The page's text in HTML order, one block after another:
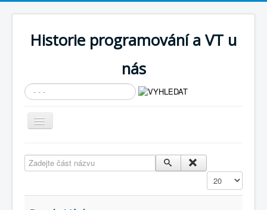
Historie programování a VT u
nás
Vyhledávání...
Přepnout
navigaci
Cíle expozice
Zadejte část názvu
Zobrazit